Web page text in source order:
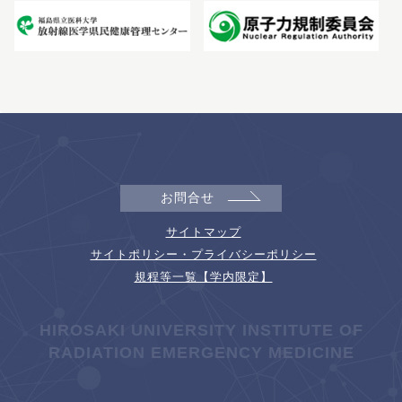
お問合せ
サイトマップ
サイトポリシー・プライバシーポリシー
規程等一覧【学内限定】
HIROSAKI UNIVERSITY INSTITUTE OF
RADIATION EMERGENCY MEDICINE